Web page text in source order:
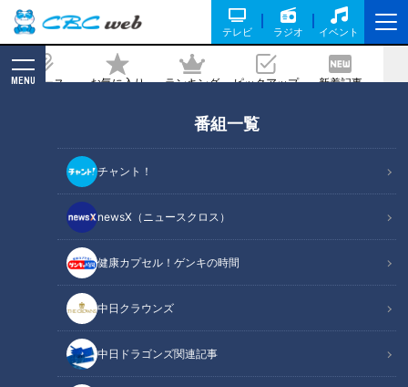
テレビ ラジオ イベント
ニュース お気に入り ランキング ピックアップ 新着記事
MENU
番組一覧
チャント！
newsX（ニュースクロス）
健康カプセル！ゲンキの時間
中日クラウンズ
中日ドラゴンズ関連記事
ッサージも…三重県が認めた“健康経営企
業”の驚きの職場環境とは
2026/01/17 06:03